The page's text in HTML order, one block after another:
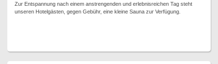
Zur Entspannung nach einem anstrengenden und erlebnisreichen Tag steht
unseren Hotelgästen, gegen Gebühr, eine kleine Sauna zur Verfügung.